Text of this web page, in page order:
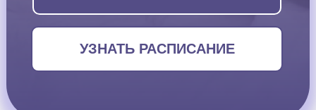
УЗНАТЬ РАСПИСАНИЕ